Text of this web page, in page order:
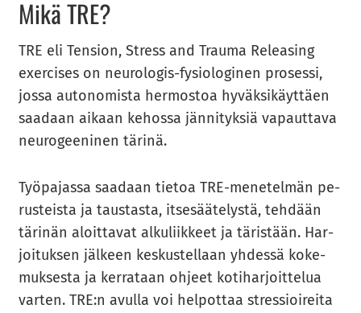
Mikä TRE?
TRE eli Ten­sion, Stress and Trau­ma Re­lea­sing
exercises on neurologis-​​fysiologinen pro­ses­si,
jossa au­to­no­mis­ta her­mos­toa hy­väk­si­käyt­täen
saa­daan ai­kaan ke­hos­sa jän­ni­tyk­siä va­paut­ta­va
neu­ro­gee­ni­nen tä­ri­nä.
Työ­pa­jas­sa saa­daan tie­toa TRE-​​menetelmän pe­
rus­teis­ta ja taus­tas­ta, it­se­sää­te­lys­tä, teh­dään
tä­ri­nän aloit­ta­vat al­ku­liik­keet ja tä­ris­tään. Har­
joi­tuk­sen jäl­keen kes­kus­tel­laan yh­des­sä ko­ke­
muk­ses­ta ja ker­ra­taan oh­jeet ko­ti­har­joit­te­lua
var­ten. TRE:n avul­la voi hel­pot­taa stres­sioi­rei­ta